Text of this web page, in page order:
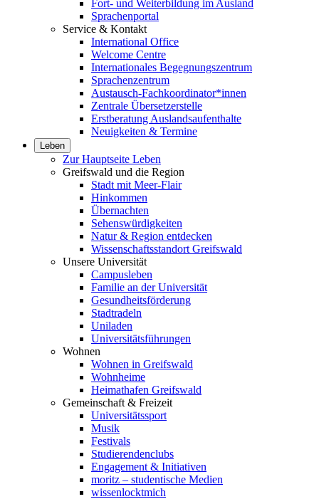
Fort- und Weiterbildung im Ausland
Sprachenportal
Service & Kontakt
International Office
Welcome Centre
Internationales Begegnungszentrum
Sprachenzentrum
Austausch-Fachkoordinator*innen
Zentrale Übersetzerstelle
Erstberatung Auslandsaufenthalte
Neuigkeiten & Termine
Leben
Zur Hauptseite Leben
Greifswald und die Region
Stadt mit Meer-Flair
Hinkommen
Übernachten
Sehenswürdigkeiten
Natur & Region entdecken
Wissenschaftsstandort Greifswald
Unsere Universität
Campusleben
Familie an der Universität
Gesundheitsförderung
Stadtradeln
Uniladen
Universitätsführungen
Wohnen
Wohnen in Greifswald
Wohnheime
Heimathafen Greifswald
Gemeinschaft & Freizeit
Universitätssport
Musik
Festivals
Studierendenclubs
Engagement & Initiativen
moritz – studentische Medien
wissenlocktmich